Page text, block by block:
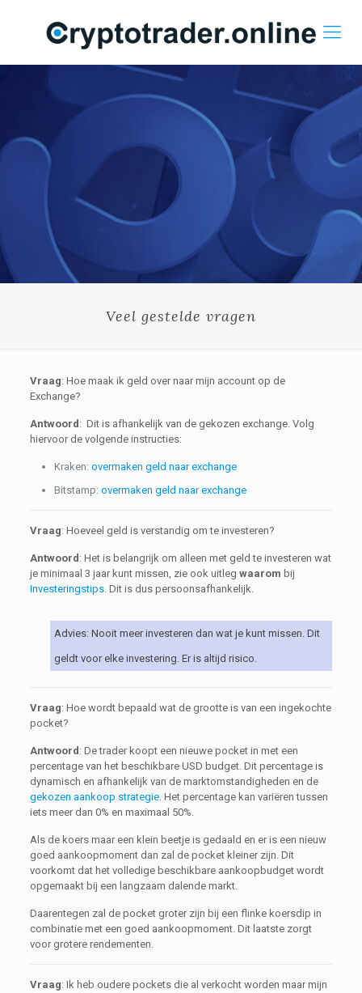
Veel gestelde vragen
Vraag: Hoe maak ik geld over naar mijn account op de
Exchange?
Antwoord : Dit is afhankelijk van de gekozen exchange. Volg
hiervoor de volgende instructies:
Kraken: overmaken geld naar exchange
Bitstamp: overmaken geld naar exchange
Vraag: Hoeveel geld is verstandig om te investeren?
Antwoord : Het is belangrijk om alleen met geld te investeren wat
je minimaal 3 jaar kunt missen, zie ook uitleg waarom bij
Investeringstips. Dit is dus persoonsafhankelijk.
Advies: Nooit meer investeren dan wat je kunt missen. Dit
geldt voor elke investering. Er is altijd risico.
Vraag: Hoe wordt bepaald wat de grootte is van een ingekochte
pocket?
Antwoord : De trader koopt een nieuwe pocket in met een
percentage van het beschikbare USD budget. Dit percentage is
dynamisch en afhankelijk van de marktomstandigheden en de
gekozen aankoop strategie. Het percentage kan variëren tussen
iets meer dan 0% en maximaal 50%.
Als de koers maar een klein beetje is gedaald en er is een nieuw
goed aankoopmoment dan zal de pocket kleiner zijn. Dit
voorkomt dat het volledige beschikbare aankoopbudget wordt
opgemaakt bij een langzaam dalende markt.
Daarentegen zal de pocket groter zijn bij een flinke koersdip in
combinatie met een goed aankoopmoment. Dit laatste zorgt
voor grotere rendementen.
Vraag: Ik heb oudere pockets die al verkocht worden maar mijn